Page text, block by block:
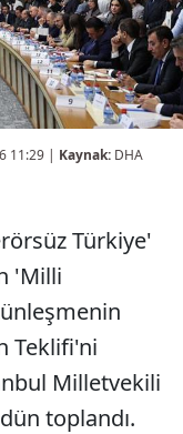
11:29 | Kaynak: DHA
Türkiye'
'Milli
Teklifi'ni
Milletvekili
toplandı.